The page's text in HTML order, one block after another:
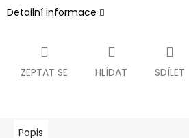
Detailní informace
ZEPTAT SE HLÍDAT SDÍLET
Popis